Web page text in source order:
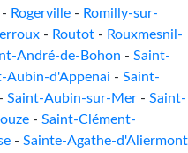
- Rogerville - Romilly-sur-
- Routot - Rouxmesnil-
André-de-Bohon - Saint-
Aubin-d'Appenai - Saint-
- Saint-Aubin-sur-Mer - Saint-
- Saint-Clément-
- Sainte-Agathe-d'Aliermont